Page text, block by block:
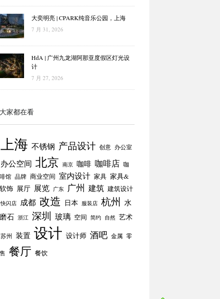
大奕明亮 | CPARK纯音乐公园，上海
7 月 31, 2026
HdA | 广州九龙湖阿那亚度假区灯光设
计
7 月 27, 2026
家都在看
上海 不锈钢 产品设计 创意 办公室
办公空间 北京 南京 咖啡 咖啡店 咖
馆 品牌 商业空间 室内设计 家具 家具&
饰 展厅 展览 广东 广州 建筑 建筑设计
快闪店 成都 改造 日本 服装店 杭州 水
石 浙江 深圳 玻璃 空间 简约 自然 艺术
苏州 装置 设计 设计师 酒吧 金属 零
餐厅 餐饮